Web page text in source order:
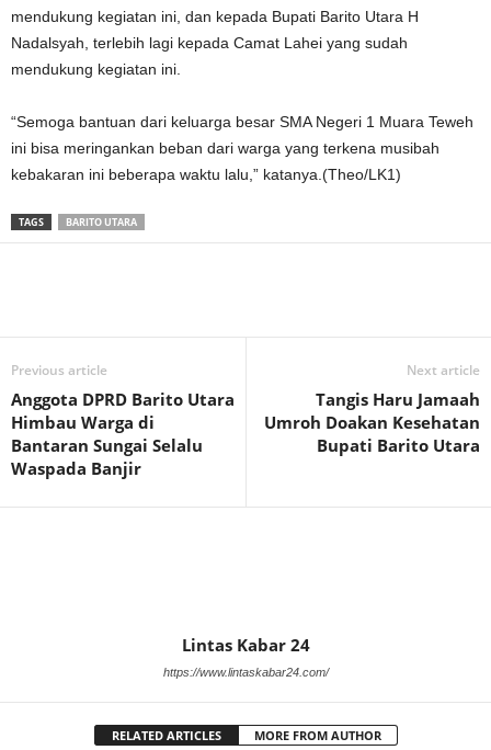
mendukung kegiatan ini, dan kepada Bupati Barito Utara H
Nadalsyah, terlebih lagi kepada Camat Lahei yang sudah
mendukung kegiatan ini.
“Semoga bantuan dari keluarga besar SMA Negeri 1 Muara Teweh
ini bisa meringankan beban dari warga yang terkena musibah
kebakaran ini beberapa waktu lalu,” katanya.(Theo/LK1)
TAGS BARITO UTARA
Previous article
Anggota DPRD Barito Utara
Himbau Warga di
Bantaran Sungai Selalu
Waspada Banjir
Next article
Tangis Haru Jamaah
Umroh Doakan Kesehatan
Bupati Barito Utara
Lintas Kabar 24
https://www.lintaskabar24.com/
RELATED ARTICLES MORE FROM AUTHOR